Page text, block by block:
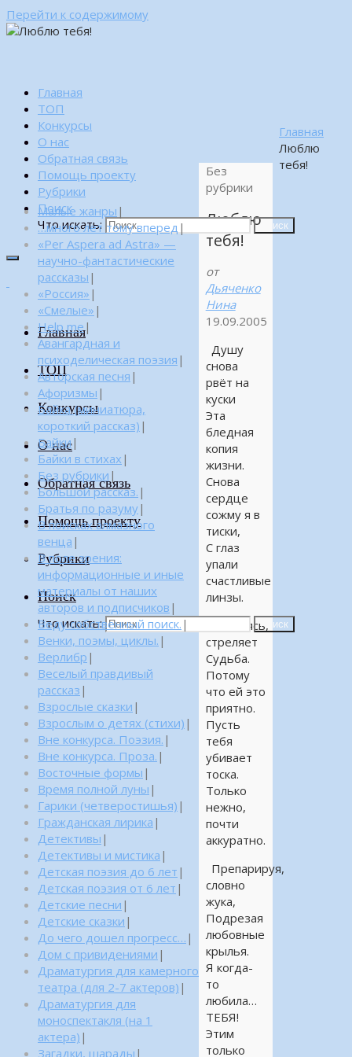
Перейти к содержимому
Главная
ТОП
Конкурсы
О нас
Обратная связь
Помощь проекту
Рубрики
Поиск
Что искать:
Поиск
Главная
ТОП
Конкурсы
О нас
Обратная связь
Помощь проекту
Рубрики
Поиск
Что искать: Поиск
Главная
Люблю
тебя!
Без
рубрики
Люблю
тебя!
от
Дьяченко
Нина
19.09.2005
Душу
снова
рвёт на
куски
Эта
бледная
копия
жизни.
Снова
сердце
сожму я в
тиски,
С глаз
упали
счастливые
линзы.
Улыбаясь,
стреляет
Судьба.
Потому
что ей это
приятно.
Пусть
тебя
убивает
тоска.
Только
нежно,
почти
аккуратно.
Препарируя,
словно
жука,
Подрезая
любовные
крылья.
Я когда-
то
любила…
ТЕБЯ!
Этим
только
Малые жанры |
…много лет тому вперед |
«Per Aspera ad Astra» —
научно-фантастические
рассказы |
«Россия» |
«Смелые» |
Help me|
Авангардная и
психоделическая поэзия |
Авторская песня |
Афоризмы |
Байка (миниатюра,
короткий рассказ) |
Байки|
Байки в стихах |
Без рубрики |
Большой рассказ. |
Братья по разуму|
В поисках алмазного
венца |
В поле зрения:
информационные и иные
материалы от наших
авторов и подписчиков |
Веду собственный поиск. |
Венки, поэмы, циклы. |
Верлибр |
Веселый правдивый
рассказ |
Взрослые сказки |
Взрослым о детях (стихи) |
Вне конкурса. Поэзия. |
Вне конкурса. Проза. |
Восточные формы |
Время полной луны |
Гарики (четверостишья) |
Гражданская лирика |
Детективы |
Детективы и мистика |
Детская поэзия до 6 лет |
Детская поэзия от 6 лет |
Детские песни |
Детские сказки |
До чего дошел прогресс… |
Дом с привидениями |
Драматургия для камерного
театра (для 2-7 актеров) |
Драматургия для
моноспектакля (на 1
актера) |
Загадки, шарады |